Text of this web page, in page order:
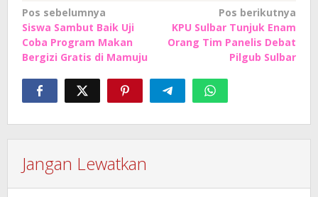
Navigasi
pos
Pos sebelumnya
Siswa Sambut Baik Uji
Coba Program Makan
Bergizi Gratis di Mamuju
Pos berikutnya
KPU Sulbar Tunjuk Enam
Orang Tim Panelis Debat
Pilgub Sulbar
Jangan Lewatkan